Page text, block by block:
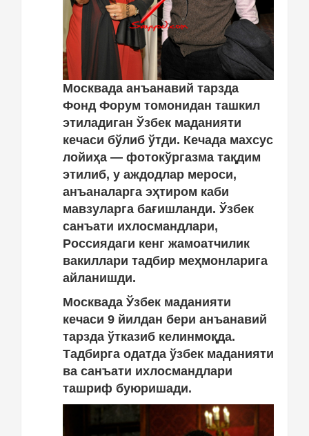
Москвада анъанавий тарзда
Фонд Форум томонидан ташкил
этиладиган Ўзбек маданияти
кечаси бўлиб ўтди. Кечада махсус
лойиҳа — фотокўргазма тақдим
этилиб, у аждодлар мероси,
анъаналарга эҳтиром каби
мавзуларга бағишланди. Ўзбек
санъати ихлосмандлари,
Россиядаги кенг жамоатчилик
вакиллари тадбир меҳмонларига
айланишди.
Москвада Ўзбек маданияти
кечаси 9 йилдан бери анъанавий
тарзда ўтказиб келинмоқда.
Тадбирга одатда ўзбек маданияти
ва санъати ихлосмандлари
ташриф буюришади.